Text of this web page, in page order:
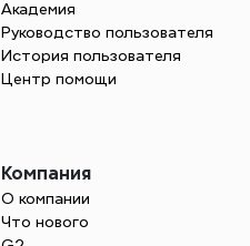
Академия
Руководство пользователя
История пользователя
Центр помощи
Компания
О компании
Что нового